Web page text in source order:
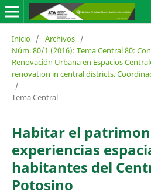
Inicio / Archivos /
Núm. 80/1 (2016): Tema Central 80:
Renovación Urbana en Espacios
renovation in central districts.
/
Tema Central
Habitar el
experiencias
habitantes del
Potosino